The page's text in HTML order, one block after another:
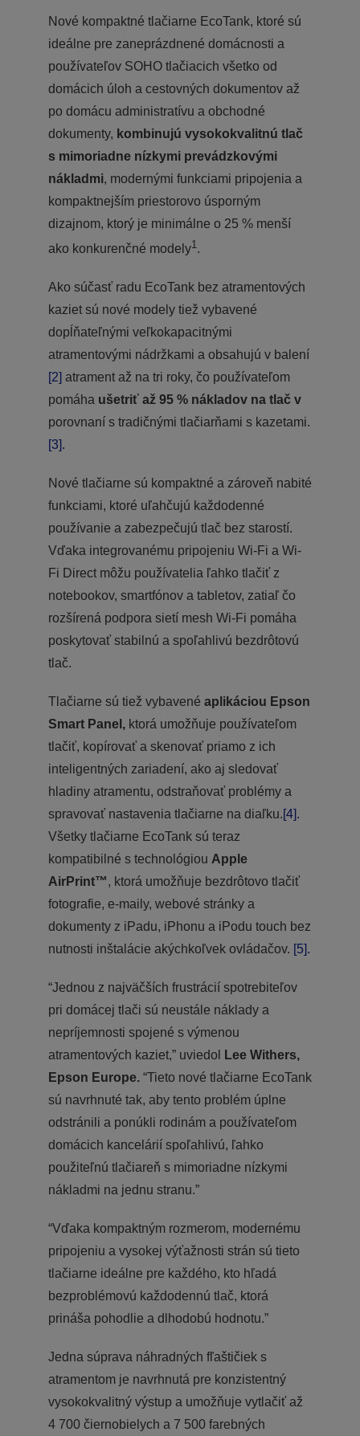
Nové kompaktné tlačiarne EcoTank, ktoré sú
ideálne pre zaneprázdnené domácnosti a
používateľov SOHO tlačiacich všetko od
domácich úloh a cestovných dokumentov až
po domácu administratívu a obchodné
dokumenty, kombinujú vysokokvalitnú tlač
s mimoriadne nízkymi prevádzkovými
nákladmi, modernými funkciami pripojenia a
kompaktnejším priestorovo úsporným
dizajnom, ktorý je minimálne o 25 % menší
ako konkurenčné modely1 .
Ako súčasť radu EcoTank bez atramentových
kaziet sú nové modely tiež vybavené
dopĺňateľnými veľkokapacitnými
atramentovými nádržkami a obsahujú v balení
[2] atrament až na tri roky, čo používateľom
pomáha ušetriť až 95 % nákladov na tlač v
porovnaní s tradičnými tlačiarňami s kazetami.
[3].
Nové tlačiarne sú kompaktné a zároveň nabité
funkciami, ktoré uľahčujú každodenné
používanie a zabezpečujú tlač bez starostí.
Vďaka integrovanému pripojeniu Wi-Fi a Wi-
Fi Direct môžu používatelia ľahko tlačiť z
notebookov, smartfónov a tabletov, zatiaľ čo
rozšírená podpora sietí mesh Wi-Fi pomáha
poskytovať stabilnú a spoľahlivú bezdrôtovú
tlač.
Tlačiarne sú tiež vybavené aplikáciou Epson
Smart Panel,ktorá umožňuje používateľom
tlačiť, kopírovať a skenovať priamo z ich
inteligentných zariadení, ako aj sledovať
hladiny atramentu, odstraňovať problémy a
spravovať nastavenia tlačiarne na diaľku.[4].
Všetky tlačiarne EcoTank sú teraz
kompatibilné s technológiou Apple
AirPrint™, ktorá umožňuje bezdrôtovo tlačiť
fotografie, e-maily, webové stránky a
dokumenty z iPadu, iPhonu a iPodu touch bez
nutnosti inštalácie akýchkoľvek ovládačov. [5].
“Jednou z najväčších frustrácií spotrebiteľov
pri domácej tlači sú neustále náklady a
nepríjemnosti spojené s výmenou
atramentových kaziet,” uviedol
Lee Withers,
Epson Europe. “Tieto nové tlačiarne EcoTank
sú navrhnuté tak, aby tento problém úplne
odstránili a ponúkli rodinám a používateľom
domácich kancelárií spoľahlivú, ľahko
použiteľnú tlačiareň s mimoriadne nízkymi
nákladmi na jednu stranu.”
“Vďaka kompaktným rozmerom, modernému
pripojeniu a vysokej výťažnosti strán sú tieto
tlačiarne ideálne pre každého, kto hľadá
bezproblémovú každodennú tlač, ktorá
prináša pohodlie a dlhodobú hodnotu.”
Jedna súprava náhradných fľaštičiek s
atramentom je navrhnutá pre konzistentný
vysokokvalitný výstup a umožňuje vytlačiť až
4 700 čiernobielych a 7 500 farebných